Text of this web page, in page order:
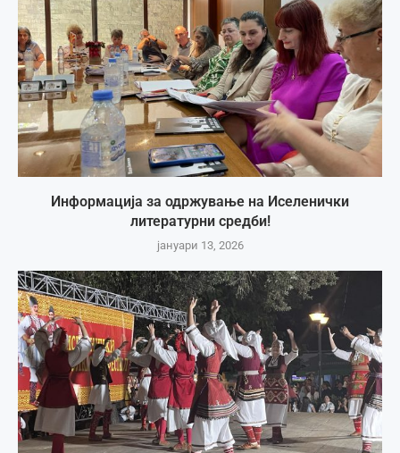
Информација за одржување на Иселенички
литературни средби!
јануари 13, 2026